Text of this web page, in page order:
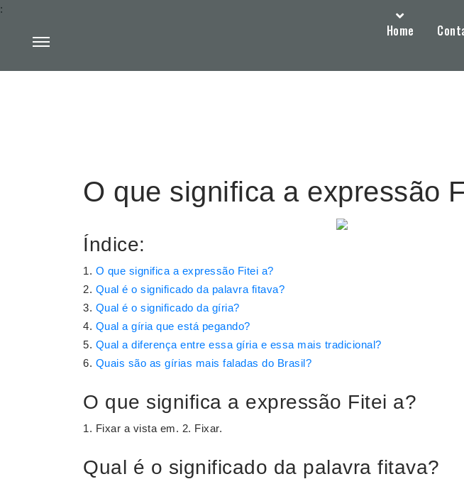
Home
:
O que significa a expressão
Índice:
O que significa a expressão Fitei a?
Qual é o significado da palavra fitava?
Qual é o significado da gíria?
Qual a gíria que está pegando?
Qual a diferença entre essa gíria e essa mais tradicional?
Quais são as gírias mais faladas do Brasil?
O que significa a expressão Fitei a?
1. Fixar a vista em. 2. Fixar.
Qual é o significado da palavra fitava?